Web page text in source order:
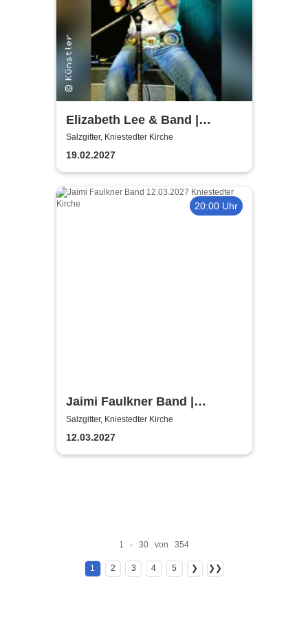
Elizabeth Lee & Band |
Kniestedter Kirche
Salzgitter, Kniestedter Kirche
19.02.2027
20:00 Uhr
Jaimi Faulkner Band |
Kniestedter Kirche
Salzgitter, Kniestedter Kirche
12.03.2027
1 - 30 von 354
1 2 3 4 5 ❯ ❯❯